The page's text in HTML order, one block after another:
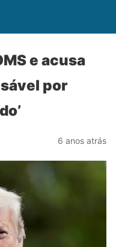
e acusa
por
6 anos atrás